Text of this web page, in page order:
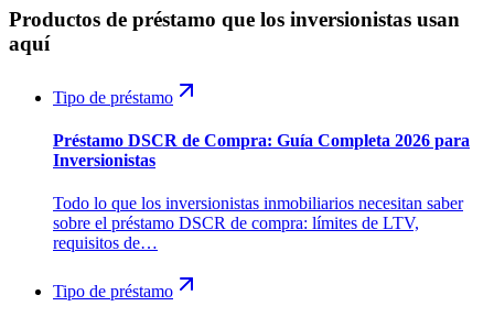
Productos de préstamo que los inversionistas usan
aquí
Tipo de préstamo
Préstamo DSCR de Compra: Guía Completa 2026 para
Inversionistas
Todo lo que los inversionistas inmobiliarios necesitan saber
sobre el préstamo DSCR de compra: límites de LTV,
requisitos de…
Tipo de préstamo